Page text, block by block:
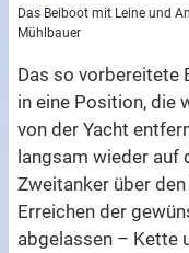
Das Beiboot mit Leine und
Mühlbauer
Das so vorbereitete
in eine Position, die
von der Yacht
langsam wieder auf
Zweitanker über
Erreichen der
abgelassen – Kette